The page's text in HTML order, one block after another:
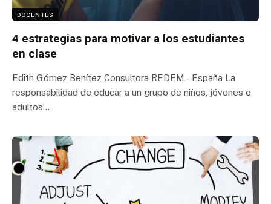
DOCENTES
4 estrategias para motivar a los estudiantes
en clase
Edith Gómez Benítez Consultora REDEM – España La
responsabilidad de educar a un grupo de niños, jóvenes o
adultos…